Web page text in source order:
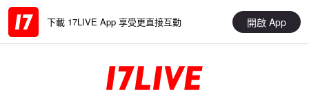
下載 17LIVE App 享受更直接互動 開啟 App